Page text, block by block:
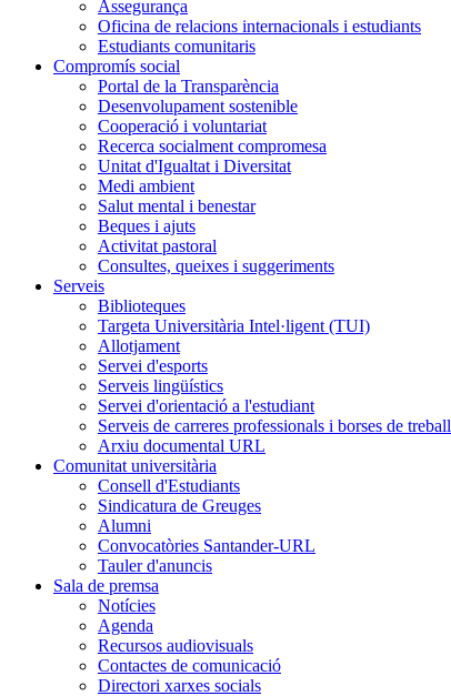
Assegurança
Oficina de relacions internacionals i estudiants
Estudiants comunitaris
Compromís social
Portal de la Transparència
Desenvolupament sostenible
Cooperació i voluntariat
Recerca socialment compromesa
Unitat d'Igualtat i Diversitat
Medi ambient
Salut mental i benestar
Beques i ajuts
Activitat pastoral
Consultes, queixes i suggeriments
Serveis
Biblioteques
Targeta Universitària Intel·ligent (TUI)
Allotjament
Servei d'esports
Serveis lingüístics
Servei d'orientació a l'estudiant
Serveis de carreres professionals i borses de treball
Arxiu documental URL
Comunitat universitària
Consell d'Estudiants
Sindicatura de Greuges
Alumni
Convocatòries Santander-URL
Tauler d'anuncis
Sala de premsa
Notícies
Agenda
Recursos audiovisuals
Contactes de comunicació
Directori xarxes socials